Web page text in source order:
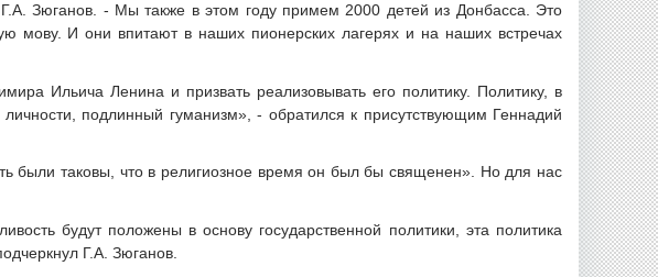
Зюганов. - Мы также в этом году примем 2000 детей из Донбасса. Это
мову. И они впитают в наших пионерских лагерях и на наших встречах
Ильича Ленина и призвать реализовывать его политику. Политику, в
подлинный гуманизм», - обратился к присутствующим Геннадий
были таковы, что в религиозное время он был бы священен». Но для нас
будут положены в основу государственной политики, эта политика
Г.А. Зюганов.